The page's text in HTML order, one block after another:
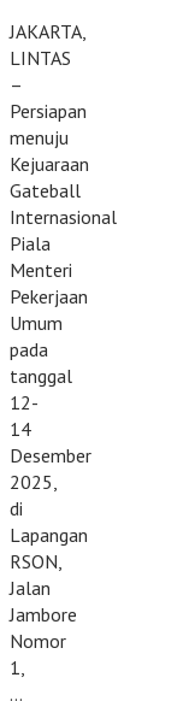
JAKARTA,
LINTAS
–
Persiapan
menuju
Kejuaraan
Gateball
Internasional
Piala
Menteri
Pekerjaan
Umum
pada
tanggal
12-
14
Desember
2025,
di
Lapangan
RSON,
Jalan
Jambore
Nomor
1,
…